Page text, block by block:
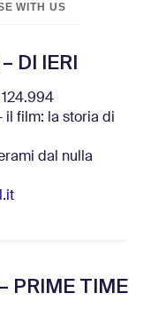
WITH US
DI IERI
il film: la storia di
dal nulla
PRIME TIME